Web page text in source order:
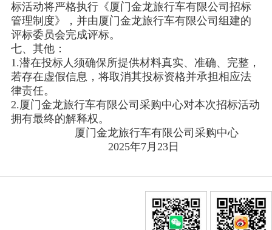
标活动将严格执行《厦门金龙旅行车有限公司招标
管理制度》，并由厦门金龙旅行车有限公司组建的
评标委员会完成评标。
七、其他：
1.潜在投标人须确保所提供材料真实、准确、完整，
若存在虚假信息，将取消其投标资格并承担相应法
律责任。
2.厦门金龙旅行车有限公司采购中心对本次招标活动
拥有最终的解释权。
厦门金龙旅行车有限公司采购中心
2025年7月23日